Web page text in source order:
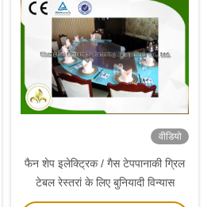
वीडियो
फैन शेप इलेक्ट्रिक / गैस टेपपानाकी ग्रिल
टेबल रेस्तरां के लिए बुनियादी विन्यास